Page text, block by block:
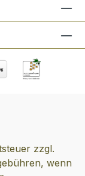
zzgl.
wenn